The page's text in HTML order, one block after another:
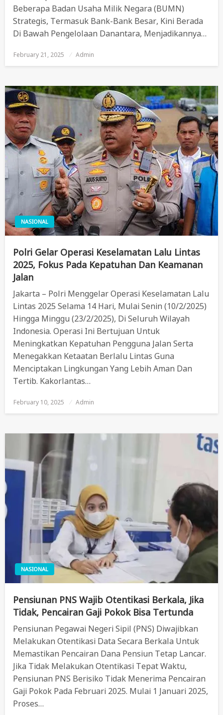
Beberapa Badan Usaha Milik Negara (BUMN)
Strategis, Termasuk Bank-Bank Besar, Kini Berada
Di Bawah Pengelolaan Danantara, Menjadikannya…
Posted
February 21, 2025 Admin
NASIONAL
Polri Gelar Operasi Keselamatan Lalu Lintas
2025, Fokus Pada Kepatuhan Dan Keamanan
Jalan
Jakarta – Polri Menggelar Operasi Keselamatan Lalu
Lintas 2025 Selama 14 Hari, Mulai Senin (10/2/2025)
Hingga Minggu (23/2/2025), Di Seluruh Wilayah
Indonesia. Operasi Ini Bertujuan Untuk
Meningkatkan Kepatuhan Pengguna Jalan Serta
Menegakkan Ketaatan Berlalu Lintas Guna
Menciptakan Lingkungan Yang Lebih Aman Dan
Tertib. Kakorlantas…
Posted
February 10, 2025 Admin
NASIONAL
Pensiunan PNS Wajib Otentikasi Berkala, Jika
Tidak, Pencairan Gaji Pokok Bisa Tertunda
Pensiunan Pegawai Negeri Sipil (PNS) Diwajibkan
Melakukan Otentikasi Data Secara Berkala Untuk
Memastikan Pencairan Dana Pensiun Tetap Lancar.
Jika Tidak Melakukan Otentikasi Tepat Waktu,
Pensiunan PNS Berisiko Tidak Menerima Pencairan
Gaji Pokok Pada Februari 2025. Mulai 1 Januari 2025,
Proses…